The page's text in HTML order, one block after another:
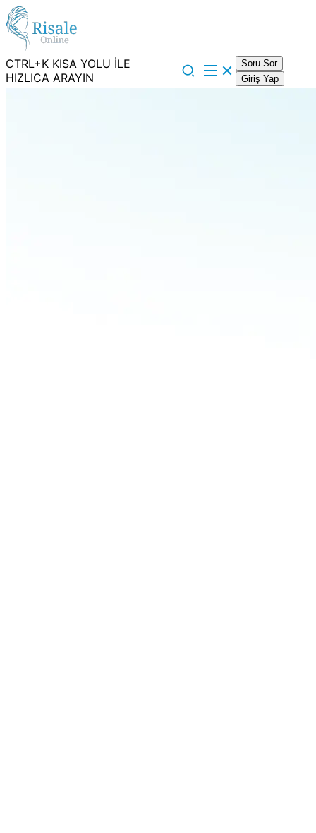
CTRL+K KISA YOLU İLE
HIZLICA ARAYIN
Soru Sor
Giriş Yap